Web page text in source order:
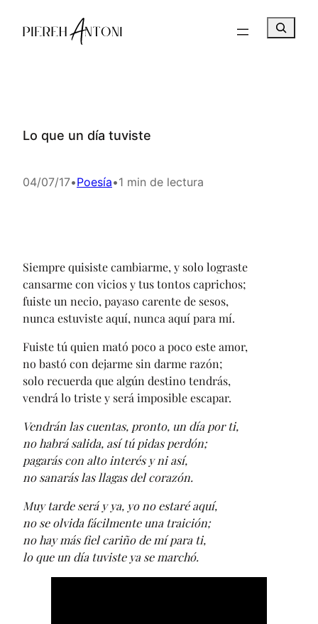
u
Lo que un día tuviste
04/07/17•Poesía•1 min de lectura
Siempre quisiste cambiarme, y solo lograste
cansarme con vicios y tus tontos caprichos;
fuiste un necio, payaso carente de sesos,
nunca estuviste aquí, nunca aquí para mí.
Fuiste tú quien mató poco a poco este amor,
no bastó con dejarme sin darme razón;
solo recuerda que algún destino tendrás,
vendrá lo triste y será imposible escapar.
Vendrán las cuentas, pronto, un día por ti,
no habrá salida, así tú pidas perdón;
pagarás con alto interés y ni así,
no sanarás las llagas del corazón.
Muy tarde será y ya, yo no estaré aquí,
no se olvida fácilmente una traición;
no hay más fiel cariño de mí para ti,
lo que un día tuviste ya se marchó.